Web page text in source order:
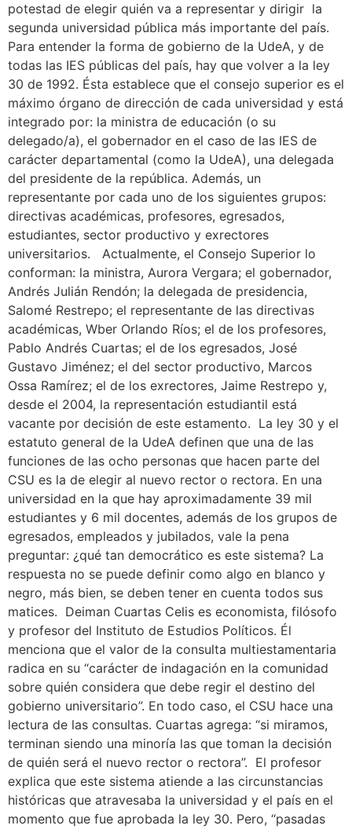
potestad de elegir quién va a representar y dirigir la
segunda universidad pública más importante del país.
Para entender la forma de gobierno de la UdeA, y de
todas las IES públicas del país, hay que volver a la ley
30 de 1992. Ésta establece que el consejo superior es el
máximo órgano de dirección de cada universidad y está
integrado por: la ministra de educación (o su
delegado/a), el gobernador en el caso de las IES de
carácter departamental (como la UdeA), una delegada
del presidente de la república. Además, un
representante por cada uno de los siguientes grupos:
directivas académicas, profesores, egresados,
estudiantes, sector productivo y exrectores
universitarios. Actualmente, el Consejo Superior lo
conforman: la ministra, Aurora Vergara; el gobernador,
Andrés Julián Rendón; la delegada de presidencia,
Salomé Restrepo; el representante de las directivas
académicas, Wber Orlando Ríos; el de los profesores,
Pablo Andrés Cuartas; el de los egresados, José
Gustavo Jiménez; el del sector productivo, Marcos
Ossa Ramírez; el de los exrectores, Jaime Restrepo y,
desde el 2004, la representación estudiantil está
vacante por decisión de este estamento. La ley 30 y el
estatuto general de la UdeA definen que una de las
funciones de las ocho personas que hacen parte del
CSU es la de elegir al nuevo rector o rectora. En una
universidad en la que hay aproximadamente 39 mil
estudiantes y 6 mil docentes, además de los grupos de
egresados, empleados y jubilados, vale la pena
preguntar: ¿qué tan democrático es este sistema? La
respuesta no se puede definir como algo en blanco y
negro, más bien, se deben tener en cuenta todos sus
matices. Deiman Cuartas Celis es economista, filósofo
y profesor del Instituto de Estudios Políticos. Él
menciona que el valor de la consulta multiestamentaria
radica en su “carácter de indagación en la comunidad
sobre quién considera que debe regir el destino del
gobierno universitario”. En todo caso, el CSU hace una
lectura de las consultas. Cuartas agrega: “si miramos,
terminan siendo una minoría las que toman la decisión
de quién será el nuevo rector o rectora”. El profesor
explica que este sistema atiende a las circunstancias
históricas que atravesaba la universidad y el país en el
momento que fue aprobada la ley 30. Pero, “pasadas